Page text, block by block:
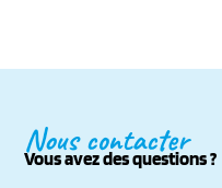
Nous contacter
Vous avez des questions ?